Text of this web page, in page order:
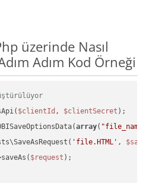
üzerinde Nasıl
Adım Kod Örneği
$clientId , $clientSecret
array( "file_name"
'file.HTML' ,
$request );